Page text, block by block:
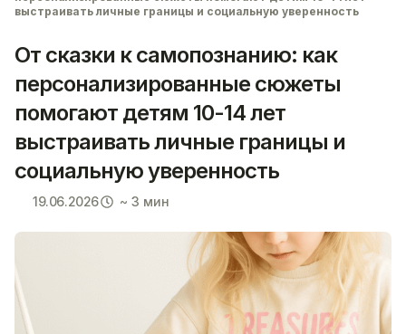
выстраивать личные границы и социальную уверенность
От сказки к самопознанию: как
персонализированные сюжеты
помогают детям 10-14 лет
выстраивать личные границы и
социальную уверенность
19.06.2026 ~ 3 мин